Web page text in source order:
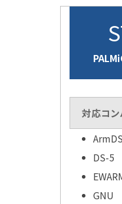
対応コン
ArmDS
DS-5
GNU